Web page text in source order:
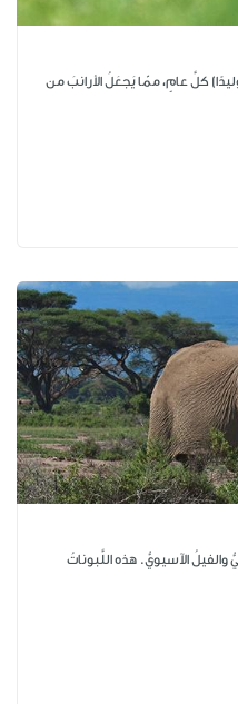
خِرنِقًا (أي أرنبًا وَليدًا) كلَّ عامٍ، ممّا يَجعَلُ الأرانبَ من
والفيلُ الآسيويُّ. هذه اللَّبوناتُ